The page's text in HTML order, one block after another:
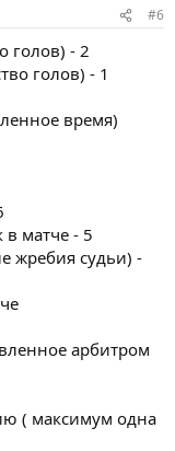
#6
голов) - 2
голов) - 1
время)
матче - 5
жребия судьи) -
арбитром
( максимум одна